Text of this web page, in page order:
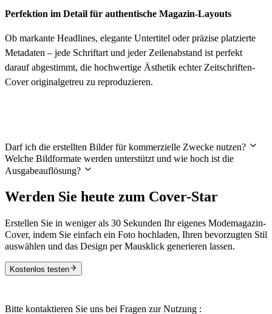
Perfektion im Detail für authentische Magazin-Layouts
Ob markante Headlines, elegante Untertitel oder präzise platzierte
Metadaten – jede Schriftart und jeder Zeilenabstand ist perfekt
darauf abgestimmt, die hochwertige Ästhetik echter Zeitschriften-
Cover originalgetreu zu reproduzieren.
Darf ich die erstellten Bilder für kommerzielle Zwecke nutzen?
Welche Bildformate werden unterstützt und wie hoch ist die
Ausgabeauflösung?
Werden Sie heute zum Cover-Star
Erstellen Sie in weniger als 30 Sekunden Ihr eigenes Modemagazin-
Cover, indem Sie einfach ein Foto hochladen, Ihren bevorzugten Stil
auswählen und das Design per Mausklick generieren lassen.
Kostenlos testen
Bitte kontaktieren Sie uns bei Fragen zur Nutzung :